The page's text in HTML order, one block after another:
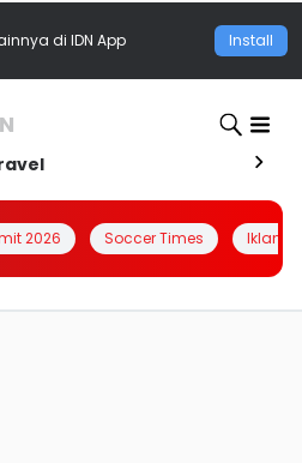
di IDN App Install
2026 Soccer Times Iklanin